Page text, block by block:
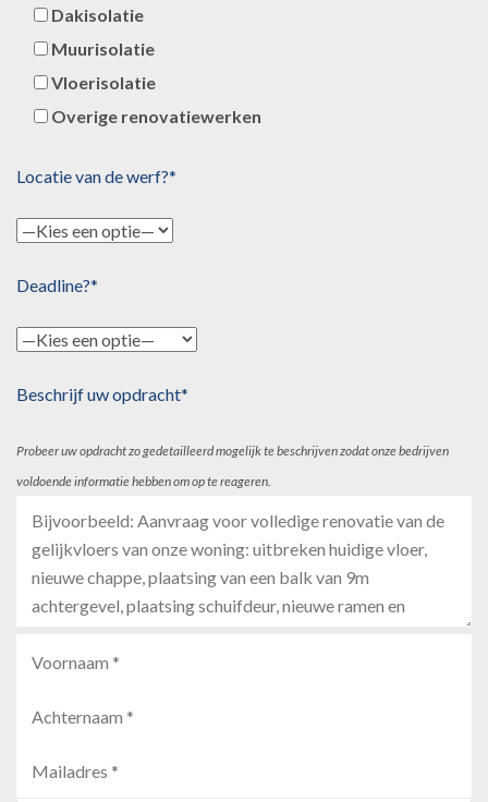
Dakisolatie
Muurisolatie
Vloerisolatie
Overige renovatiewerken
Locatie van de werf?*
Deadline?*
Beschrijf uw opdracht*
Probeer uw opdracht zo gedetailleerd mogelijk te beschrijven zodat onze bedrijven
voldoende informatie hebben om op te reageren.